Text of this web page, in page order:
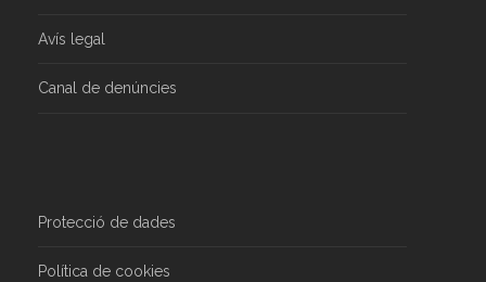
Avís legal
Canal de denúncies
Protecció de dades
Política de cookies